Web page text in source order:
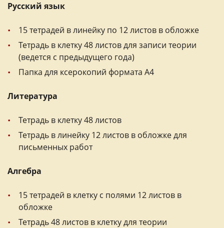
Русский язык
15 тетрадей в линейку по 12 листов в обложке
Тетрадь в клетку 48 листов для записи теории
(ведется с предыдущего года)
Папка для ксерокопий формата А4
Литература
Тетрадь в клетку 48 листов
Тетрадь в линейку 12 листов в обложке для
письменных работ
Алгебра
15 тетрадей в клетку с полями 12 листов в
обложке
Тетрадь 48 листов в клетку для теории